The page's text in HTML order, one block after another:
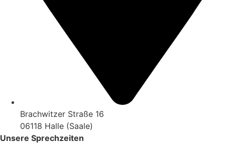
Brachwitzer Straße 16
06118 Halle (Saale)
Unsere Sprechzeiten